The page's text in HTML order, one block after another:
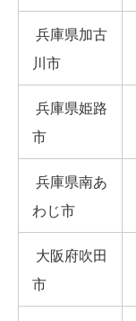
兵庫県加古
川市
兵庫県姫路
市
兵庫県南あ
わじ市
大阪府吹田
市